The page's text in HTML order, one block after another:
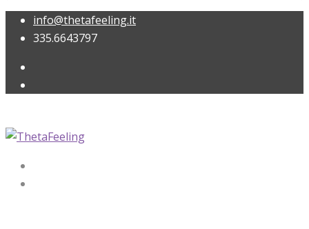
info@thetafeeling.it
335.6643797